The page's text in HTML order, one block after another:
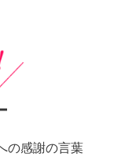
の感謝の言葉